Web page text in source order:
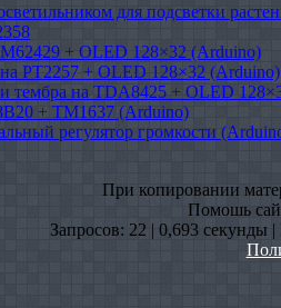
для подсветки
M62429 + OLED 128×32 (Arduino)
на PT2257 + OLED 128×32 (Arduino)
и тембра на TDA8425 + OLED
+ TM1637 (Arduino)
регулятор громкости
При копировании
Помошь
Запросов: 22 | 0,693 секунды